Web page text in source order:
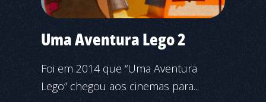
Uma Aventura Lego 2
Foi em 2014 que “Uma Aventura
Lego” chegou aos cinemas para...